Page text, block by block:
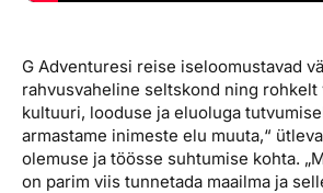
G Adventuresi reise iseloomustavad
rahvusvaheline seltskond ning rohkelt
kultuuri, looduse ja eluoluga
armastame inimeste elu muuta,“
olemuse ja töösse suhtumise kohta.
on parim viis tunnetada maailma ja